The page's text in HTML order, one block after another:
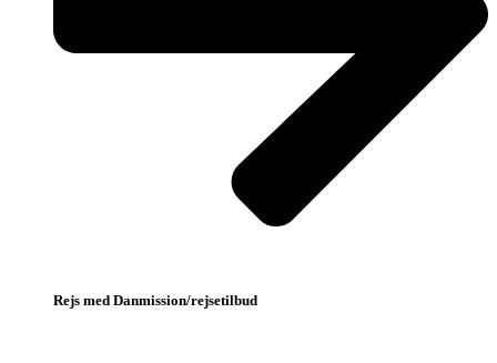
Rejs med Danmission/rejsetilbud